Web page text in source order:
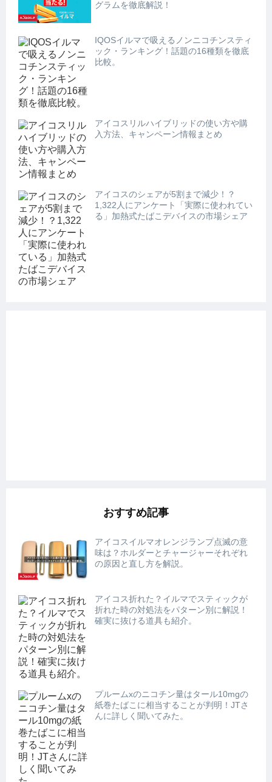
グラムを徹底解説！
IQOSイルマで吸えるノンニコチンスティ
ック・ランキング！話題の16種類を徹底
比較。
アイコスリルハイブリッドの使い方や購
入方法、キャンペーン情報まとめ
アイコスのシェアが5割まで減少！？
1,322人にアンケート「実際に使われてい
る」加熱式たばこデバイスの市場シェア
おすすめ記事
アイコスイルマオレンジランプ点滅の意
味は？ホルダーとチャージャーそれぞれ
の原因と直し方を解説。
アイコス折れた？イルマでスティックが
折れた時の対処法をパターン別に解説！
確実に抜ける道具も紹介。
プルームxのニコチン量はタール10mgの
紙巻たばこに相当することが判明！JTさ
んに詳しく聞いてみた。